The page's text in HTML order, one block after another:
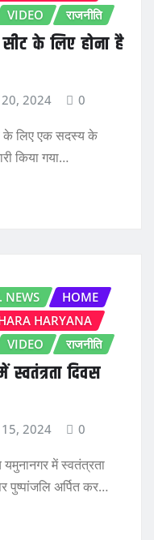
VIDEO राजनीति
के लिए होना है
2024 0
के लिए एक सदस्य के
किया गया…
NEWS
HOME
HARYANA
VIDEO राजनीति
स्वतंत्रता दिवस
2024 0
यमुनानगर में स्वतंत्रता
पुष्पांजलि अर्पित कर…